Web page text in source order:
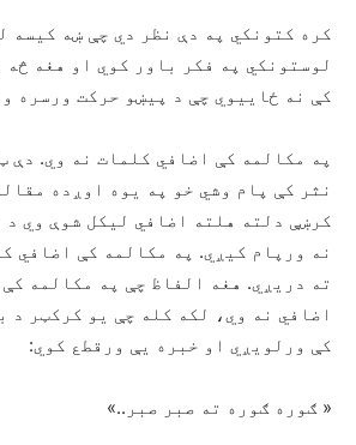
کره کتونکي په دې نظر دي چې ښه کیسه
لوستونکي په فکر باور کوي او هغه څه
کې نه ځاییوي چې د پیښو حرکت ورسره
په مکالمه کې اضافي کلمات نه وي. دې
نثر کې پام وشي خو په یوه اوږده
کرښې دلته هلته اضافي لیکل شوې وي د
نه ورپام کیږي. په مکالمه کې اضافي
ته دریږي. هغه الفاظ چې په مکالمه
اضافي نه وي، لکه کله چې یو کرکټر د
کې ورلویږي او خبره یې ورقطع کوي:
« ګوره ګوره ته صبر صبر..»